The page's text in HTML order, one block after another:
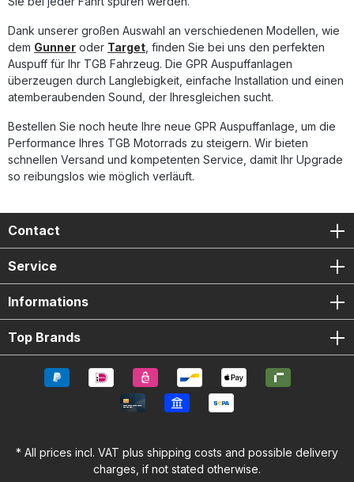
Dank unserer großen Auswahl an verschiedenen Modellen, wie
dem Gunner oder Target , finden Sie bei uns den perfekten
Auspuff für Ihr TGB Fahrzeug. Die GPR Auspuffanlagen
überzeugen durch Langlebigkeit, einfache Installation und einen
atemberaubenden Sound, der Ihresgleichen sucht.
Bestellen Sie noch heute Ihre neue GPR Auspuffanlage, um die
Performance Ihres TGB Motorrads zu steigern. Wir bieten
schnellen Versand und kompetenten Service, damit Ihr Upgrade
so reibungslos wie möglich verläuft.
Contact
Service
Informations
Top Brands
* All prices incl. VAT plus shipping costs and possible delivery
charges, if not stated otherwise.